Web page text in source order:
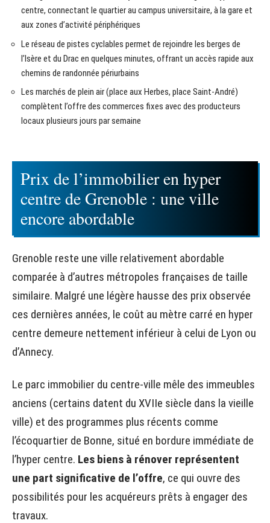
centre, connectant le quartier au campus universitaire, à la gare et
aux zones d’activité périphériques
Le réseau de pistes cyclables permet de rejoindre les berges de
l’Isère et du Drac en quelques minutes, offrant un accès rapide aux
chemins de randonnée périurbains
Les marchés de plein air (place aux Herbes, place Saint-André)
complètent l’offre des commerces fixes avec des producteurs
locaux plusieurs jours par semaine
Prix de l’immobilier en hyper
centre de Grenoble : une ville
encore abordable
Grenoble reste une ville relativement abordable
comparée à d’autres métropoles françaises de taille
similaire. Malgré une légère hausse des prix observée
ces dernières années, le coût au mètre carré en hyper
centre demeure nettement inférieur à celui de Lyon ou
d’Annecy.
Le parc immobilier du centre-ville mêle des immeubles
anciens (certains datent du XVIIe siècle dans la vieille
ville) et des programmes plus récents comme
l’écoquartier de Bonne, situé en bordure immédiate de
l’hyper centre. Les biens à rénover représentent
une part significative de l’offre, ce qui ouvre des
possibilités pour les acquéreurs prêts à engager des
travaux.